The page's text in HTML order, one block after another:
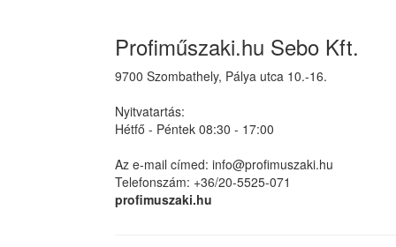
Profiműszaki.hu Sebo Kft.
9700 Szombathely, Pálya utca 10.-16.
Nyitvatartás:
Hétfő - Péntek 08:30 - 17:00
Az e-mail címed: info@profimuszaki.hu
Telefonszám: +36/20-5525-071
profimuszaki.hu